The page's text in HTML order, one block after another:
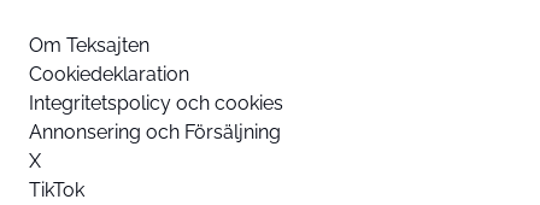
Om Teksajten
Cookiedeklaration
Integritetspolicy och cookies
Annonsering och Försäljning
X
TikTok